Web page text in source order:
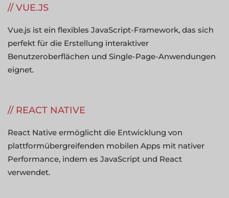
VUE.JS
Vue.js ist ein flexibles JavaScript-Framework, das sich
perfekt für die Erstellung interaktiver
Benutzeroberflächen und Single-Page-Anwendungen
eignet.
REACT NATIVE
React Native ermöglicht die Entwicklung von
plattformübergreifenden mobilen Apps mit nativer
Performance, indem es JavaScript und React
verwendet.